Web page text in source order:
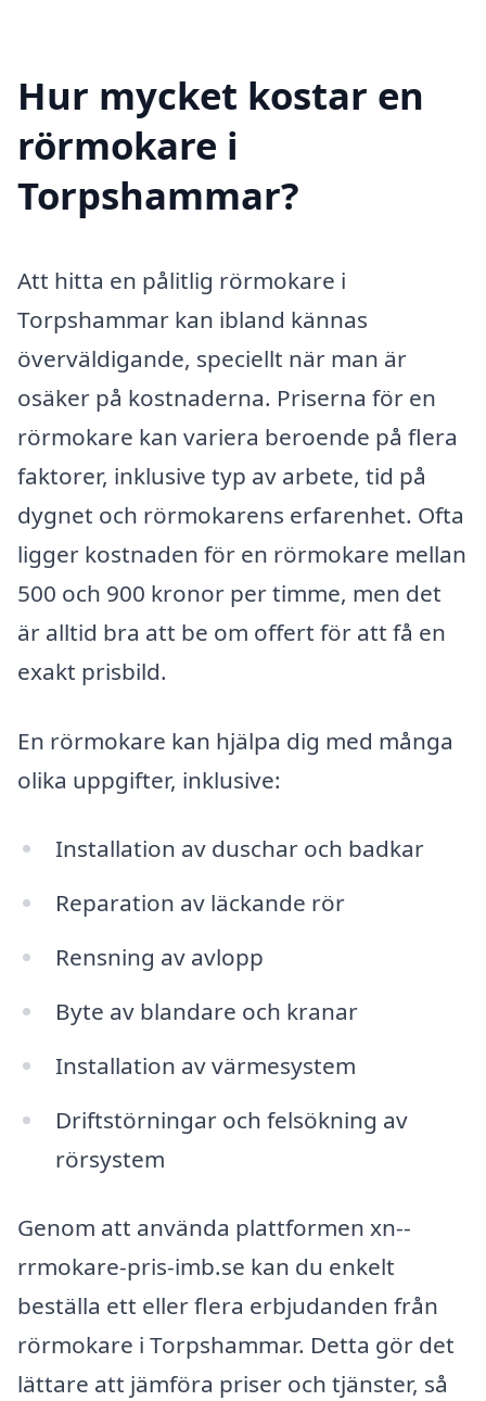
Hur mycket kostar en
rörmokare i
Torpshammar?
Att hitta en pålitlig rörmokare i
Torpshammar kan ibland kännas
överväldigande, speciellt när man är
osäker på kostnaderna. Priserna för en
rörmokare kan variera beroende på flera
faktorer, inklusive typ av arbete, tid på
dygnet och rörmokarens erfarenhet. Ofta
ligger kostnaden för en rörmokare mellan
500 och 900 kronor per timme, men det
är alltid bra att be om offert för att få en
exakt prisbild.
En rörmokare kan hjälpa dig med många
olika uppgifter, inklusive:
Installation av duschar och badkar
Reparation av läckande rör
Rensning av avlopp
Byte av blandare och kranar
Installation av värmesystem
Driftstörningar och felsökning av
rörsystem
Genom att använda plattformen xn--
rrmokare-pris-imb.se kan du enkelt
beställa ett eller flera erbjudanden från
rörmokare i Torpshammar. Detta gör det
lättare att jämföra priser och tjänster, så